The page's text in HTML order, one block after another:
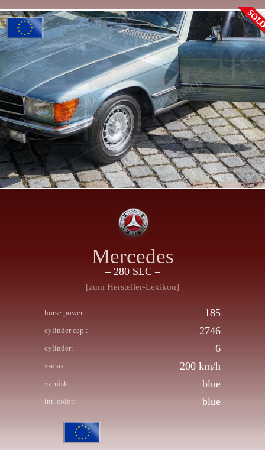
Mercedes
– 280 SLC –
[zum Hersteller-Lexikon]
horse power: 185
cylinder cap.: 2746
cylinder: 6
v-max: 200 km/h
varnish: blue
int. color: blue